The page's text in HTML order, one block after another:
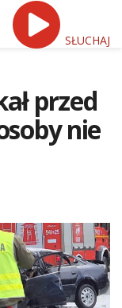
SŁUCHAJ
przed
nie